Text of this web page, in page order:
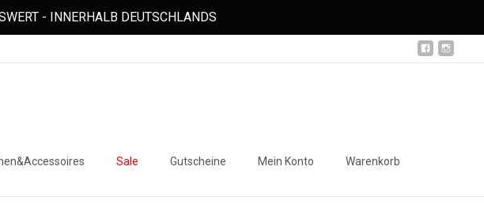
- INNERHALB DEUTSCHLANDS
Sale Gutscheine Mein Konto Warenkorb